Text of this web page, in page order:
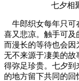
七夕相
牛郎织女每年只可
喜又悲凉。触手可及
而漫长的等待也会因
无不来源于凄美的故
得弥足珍贵。七夕到
的地方留下共同的回